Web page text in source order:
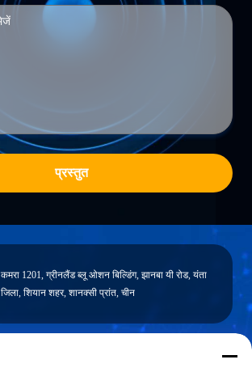
प्रस्तुत
कमरा 1201, ग्रीनलैंड ब्लू ओशन बिल्डिंग, झानबा यी रोड, यंता
जिला, शियान शहर, शानक्सी प्रांत, चीन